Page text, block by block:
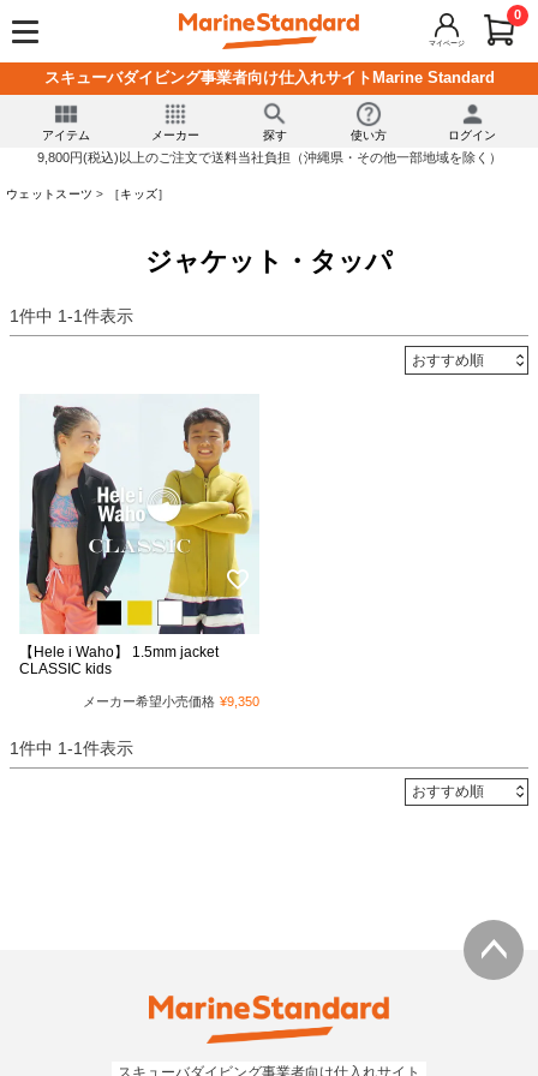
マイページ
0
スキューバダイビング事業者向け仕入れサイトMarine Standard
アイテム メーカー 探す 使い方 ログイン
9,800円(税込)以上のご注文で送料当社負担（沖縄県・その他一部地域を除く）
ウェットスーツ ［キッズ］
ジャケット・タッパ
1件中 1-1件表示
【Hele i Waho】 1.5mm jacket
CLASSIC kids
メーカー希望小売価格 ¥9,350
1件中 1-1件表示